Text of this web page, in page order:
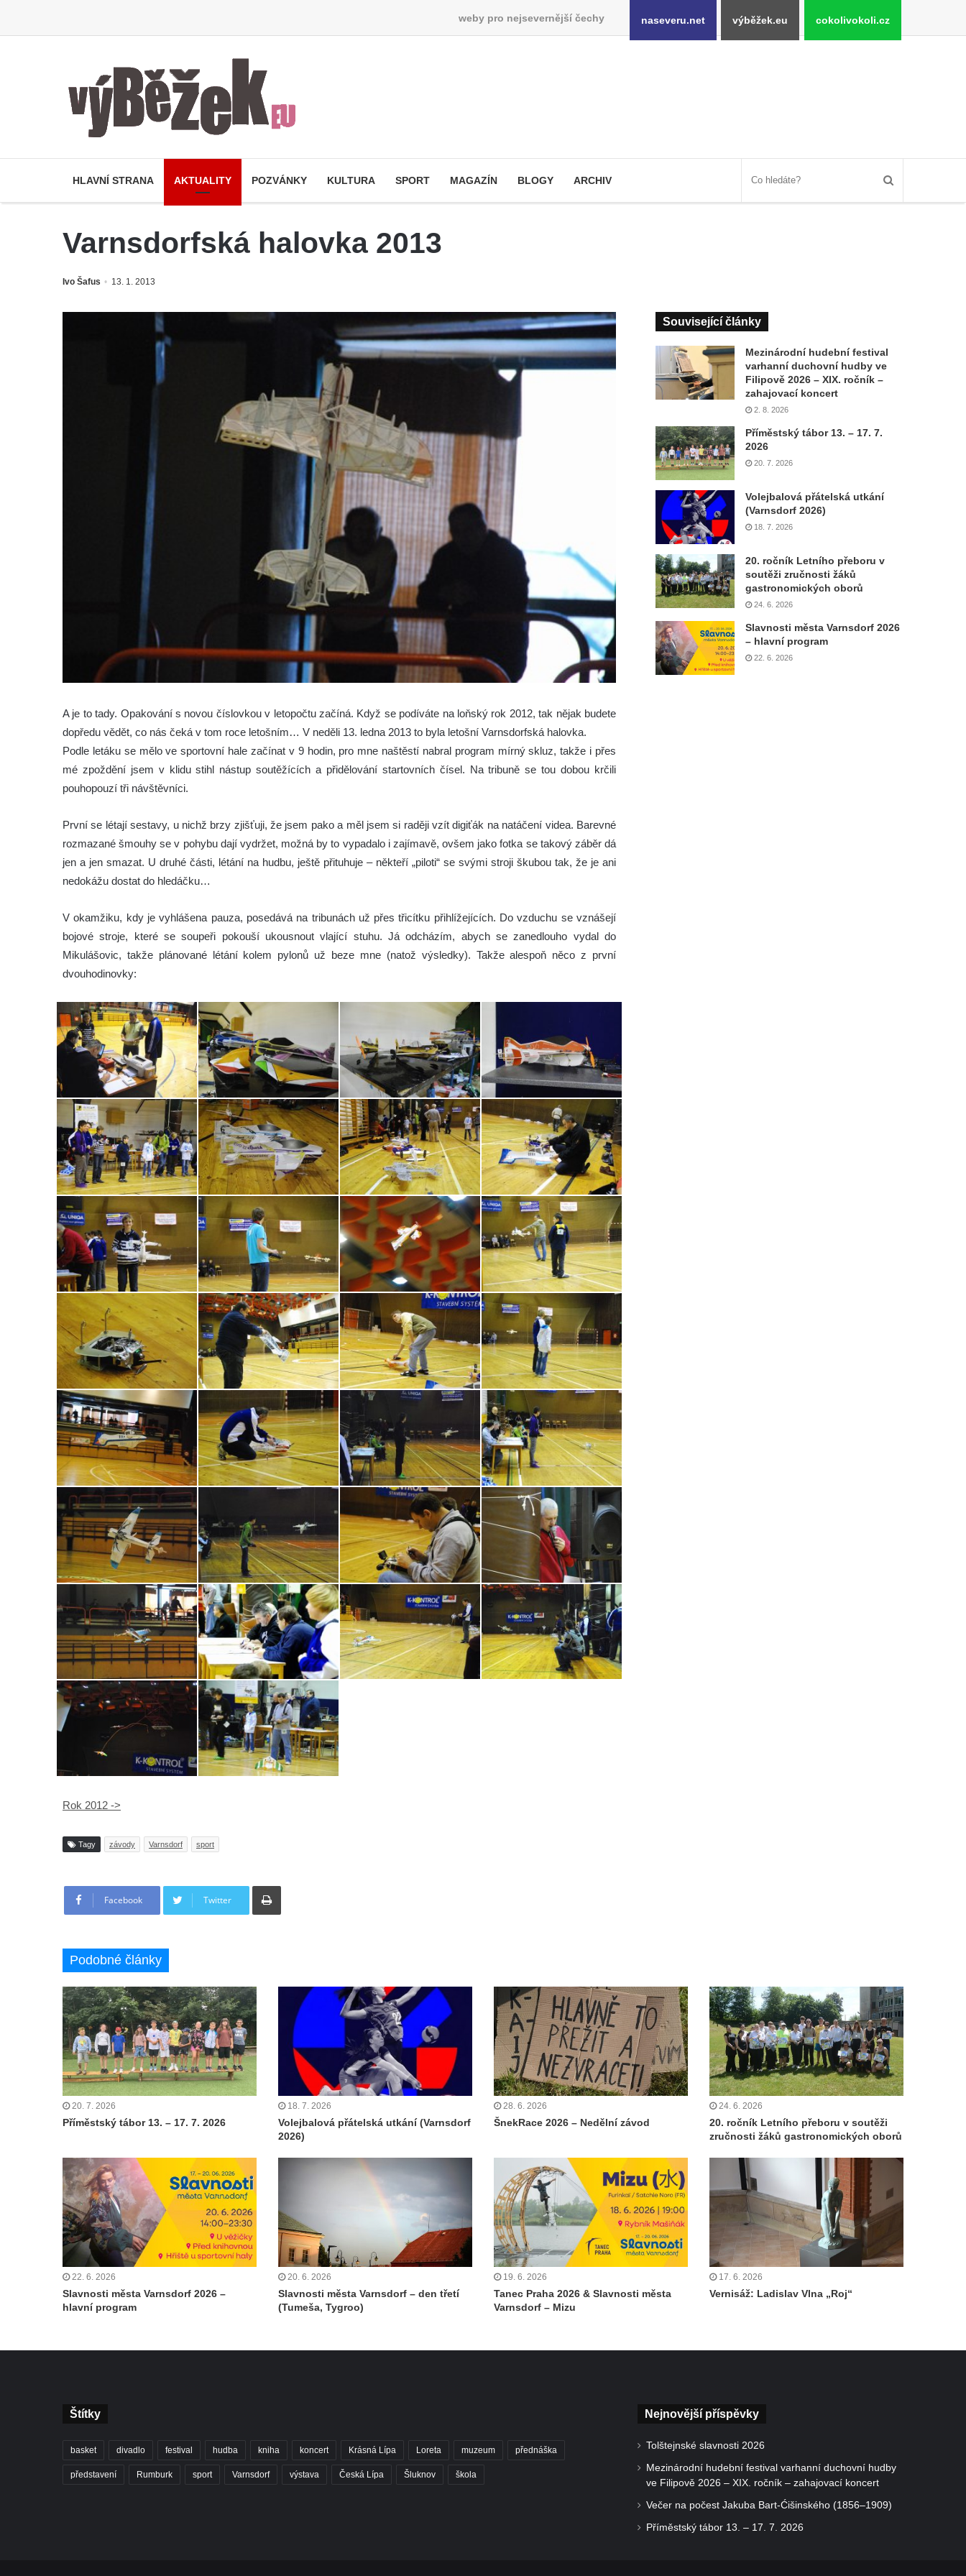
weby pro nejsevernější čechy naseveru.net výběžek.eu cokolivokoli.cz
HLAVNÍ STRANA AKTUALITY POZVÁNKY KULTURA SPORT MAGAZÍN BLOGY ARCHIV
Varnsdorfská halovka 2013
Ivo Šafus 13. 1. 2013
A je to tady. Opakování s novou číslovkou v letopočtu začíná. Když se podíváte na loňský rok 2012, tak nějak budete
dopředu vědět, co nás čeká v tom roce letošním… V neděli 13. ledna 2013 to byla letošní Varnsdorfská halovka.
Podle letáku se mělo ve sportovní hale začínat v 9 hodin, pro mne naštěstí nabral program mírný skluz, takže i přes
mé zpoždění jsem v klidu stihl nástup soutěžících a přidělování startovních čísel. Na tribuně se tou dobou krčili
pouhopouzí tři návštěvníci.
První se létají sestavy, u nichž brzy zjišťuji, že jsem pako a měl jsem si raději vzít digiťák na natáčení videa. Barevné
rozmazané šmouhy se v pohybu dají vydržet, možná by to vypadalo i zajímavě, ovšem jako fotka se takový záběr dá
jen a jen smazat. U druhé části, létání na hudbu, ještě přituhuje – někteří „piloti“ se svými stroji škubou tak, že je ani
nedokážu dostat do hledáčku…
V okamžiku, kdy je vyhlášena pauza, posedává na tribunách už přes třicítku přihlížejících. Do vzduchu se vznášejí
bojové stroje, které se soupeři pokouší ukousnout vlající stuhu. Já odcházím, abych se zanedlouho vydal do
Mikulášovic, takže plánované létání kolem pylonů už beze mne (natož výsledky). Takže alespoň něco z první
dvouhodinovky:
Rok 2012 ->
Tagy závody Varnsdorf sport
Facebook Twitter
Tisknout
Související články
Mezinárodní hudební festival
varhanní duchovní hudby ve
Filipově 2026 – XIX. ročník –
zahajovací koncert
2. 8. 2026
Příměstský tábor 13. – 17. 7.
2026
20. 7. 2026
Volejbalová přátelská utkání
(Varnsdorf 2026)
18. 7. 2026
20. ročník Letního přeboru v
soutěži zručnosti žáků
gastronomických oborů
24. 6. 2026
Slavnosti města Varnsdorf 2026
– hlavní program
22. 6. 2026
Podobné články
20. 7. 2026
Příměstský tábor 13. – 17. 7. 2026
18. 7. 2026
Volejbalová přátelská utkání (Varnsdorf
2026)
28. 6. 2026
ŠnekRace 2026 – Nedělní závod
24. 6. 2026
20. ročník Letního přeboru v soutěži
zručnosti žáků gastronomických oborů
22. 6. 2026
Slavnosti města Varnsdorf 2026 –
hlavní program
20. 6. 2026
Slavnosti města Varnsdorf – den třetí
(Tumeša, Tygroo)
19. 6. 2026
Tanec Praha 2026 & Slavnosti města
Varnsdorf – Mizu
17. 6. 2026
Vernisáž: Ladislav Vlna „Roj“
Štítky
basket divadlo festival hudba kniha koncert Krásná Lípa Loreta muzeum přednáška
představení Rumburk sport Varnsdorf výstava Česká Lípa Šluknov škola
Nejnovější příspěvky
Tolštejnské slavnosti 2026
Mezinárodní hudební festival varhanní duchovní hudby
ve Filipově 2026 – XIX. ročník – zahajovací koncert
Večer na počest Jakuba Bart-Ćišinského (1856–1909)
Příměstský tábor 13. – 17. 7. 2026